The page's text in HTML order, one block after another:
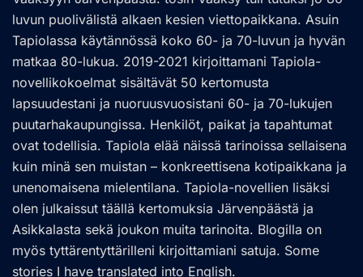
luvun puolivälistä alkaen kesien viettopaikkana. Asuin
Tapiolassa käytännössä koko 60- ja 70-luvun ja hyvän
matkaa 80-lukua. 2019-2021 kirjoittamani Tapiola-
novellikokoelmat sisältävät 50 kertomusta
lapsuudestani ja nuoruusvuosistani 60- ja 70-lukujen
puutarhakaupungissa. Henkilöt, paikat ja tapahtumat
ovat todellisia. Tapiola elää näissä tarinoissa sellaisena
kuin minä sen muistan – konkreettisena kotipaikkana ja
unenomaisena mielentilana. Tapiola-novellien lisäksi
olen julkaissut täällä kertomuksia Järvenpäästä ja
Asikkalasta sekä joukon muita tarinoita. Blogilla on
myös tyttärentyttärilleni kirjoittamiani satuja. Some
stories I have translated into English.